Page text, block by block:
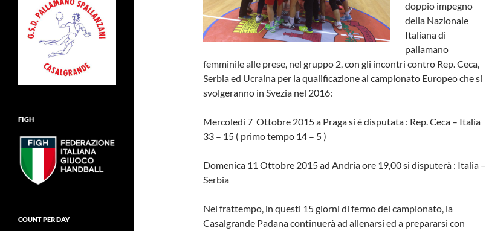
doppio impegno
della Nazionale
Italiana di
pallamano
femminile alle prese, nel gruppo 2, con gli incontri contro Rep. Ceca,
Serbia ed Ucraina per la qualificazione al campionato Europeo che si
svolgeranno in Svezia nel 2016:
Mercoledì 7 Ottobre 2015 a Praga si è disputata : Rep. Ceca – Italia
33 – 15 ( primo tempo 14 – 5 )
Domenica 11 Ottobre 2015 ad Andria ore 19,00 si disputerà : Italia –
Serbia
Nel frattempo, in questi 15 giorni di fermo del campionato, la
Casalgrande Padana continuerà ad allenarsi ed a prepararsi con
FIGH
COUNT PER DAY